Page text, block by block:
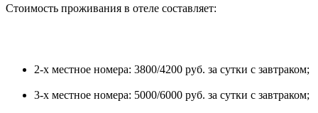
Стоимость проживания в отеле составляет:
2-х местное номера: 3800/4200 руб. за сутки с завтраком;
3-х местное номера: 5000/6000 руб. за сутки с завтраком;